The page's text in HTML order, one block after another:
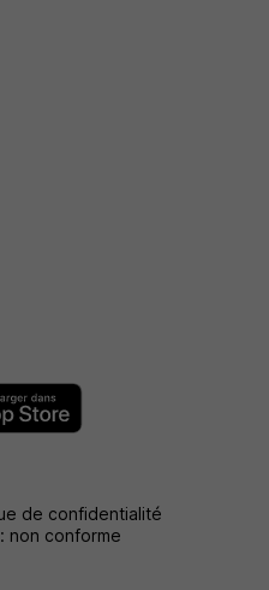
de confidentialité
non conforme